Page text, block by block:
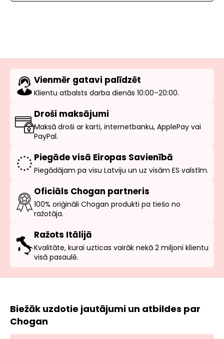
Vienmēr gatavi palīdzēt
Klientu atbalsts darba dienās 10:00–20:00.
Droši maksājumi
Maksā droši ar karti, internetbanku, ApplePay vai
PayPal.
Piegāde visā Eiropas Savienībā
Piegādājam pa visu Latviju un uz visām ES valstīm.
Oficiāls Chogan partneris
100% oriģināli Chogan produkti pa tiešo no
ražotāja.
Ražots Itālijā
Kvalitāte, kurai uzticas vairāk nekā 2 miljoni klientu
visā pasaulē.
Biežāk uzdotie jautājumi un atbildes par
Chogan